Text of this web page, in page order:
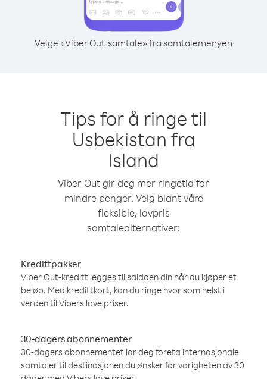
Velge «Viber Out-samtale» fra samtalemenyen
Tips for å ringe til
Usbekistan fra
Island
Viber Out gir deg mer ringetid for
mindre penger. Velg blant våre
fleksible, lavpris
samtalealternativer:
Kredittpakker
Viber Out-kreditt legges til saldoen din når du kjøper et
beløp. Med kredittkort, kan du ringe hvor som helst i
verden til Vibers lave priser.
30-dagers abonnementer
30-dagers abonnementet lar deg foreta internasjonale
samtaler til destinasjonen du ønsker for varigheten av 30